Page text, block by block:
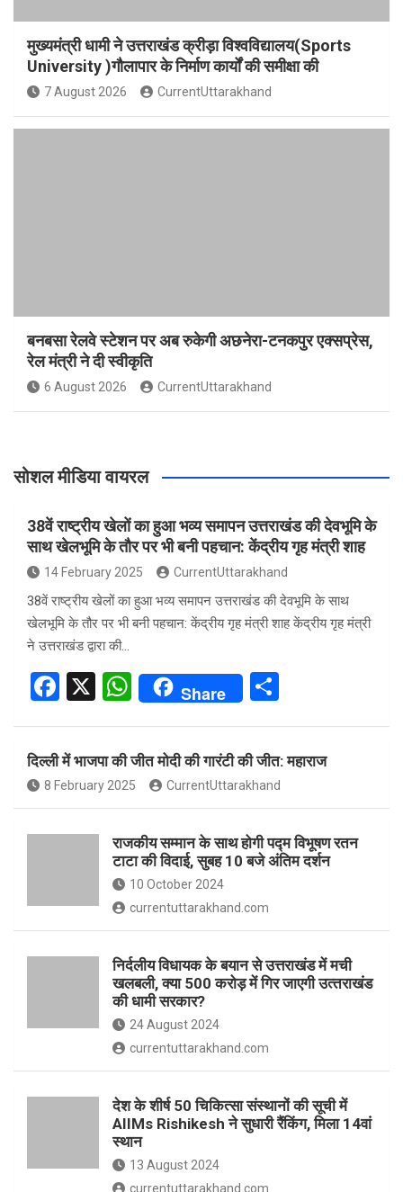
मुख्यमंत्री धामी ने उत्तराखंड क्रीड़ा विश्वविद्यालय(Sports
University )गौलापार के निर्माण कार्यों की समीक्षा की
7 August 2026 CurrentUttarakhand
बनबसा रेलवे स्टेशन पर अब रुकेगी अछनेरा-टनकपुर एक्सप्रेस,
रेल मंत्री ने दी स्वीकृति
6 August 2026 CurrentUttarakhand
सोशल मीडिया वायरल
38वें राष्ट्रीय खेलों का हुआ भव्य समापन उत्तराखंड की देवभूमि के
साथ खेलभूमि के तौर पर भी बनी पहचान: केंद्रीय गृह मंत्री शाह
14 February 2025 CurrentUttarakhand
38वें राष्ट्रीय खेलों का हुआ भव्य समापन उत्तराखंड की देवभूमि के साथ
खेलभूमि के तौर पर भी बनी पहचान: केंद्रीय गृह मंत्री शाह केंद्रीय गृह मंत्री
ने उत्तराखंड द्वारा की…
F
ce
b
o
o
X
W
at
s
A
p
p
Share
e
दिल्ली में भाजपा की जीत मोदी की गारंटी की जीत: महाराज
8 February 2025 CurrentUttarakhand
राजकीय सम्मान के साथ होगी पद्म विभूषण रतन
टाटा की विदाई, सुबह 10 बजे अंतिम दर्शन
10 October 2024
currentuttarakhand.com
निर्दलीय विधायक के बयान से उत्तराखंड में मची
खलबली, क्‍या 500 करोड़ में गिर जाएगी उत्‍तराखंड
की धामी सरकार?
24 August 2024
currentuttarakhand.com
देश के शीर्ष 50 चिकित्सा संस्थानों की सूची में
AIIMs Rishikesh ने सुधारी रैंकिंग, मिला 14वां
स्थान
13 August 2024
currentuttarakhand.com